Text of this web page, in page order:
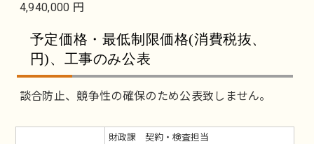
4,940,000 円
予定価格・最低制限価格(消費税抜、
円)、工事のみ公表
談合防止、競争性の確保のため公表致しません。
財政課 契約・検査担当